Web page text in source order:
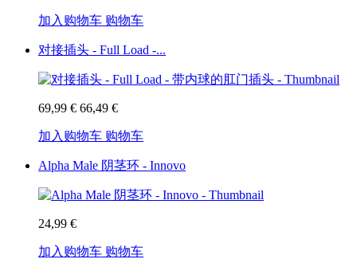
加入购物车 购物车
对接插头 - Full Load -...
69,99 € 66,49 €
加入购物车 购物车
Alpha Male 阴茎环 - Innovo
24,99 €
加入购物车 购物车